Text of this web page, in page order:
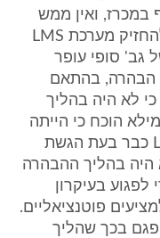
במכרז, ואין ממש
בטענה לפיה הזוכה במכרז נדרש להחזיק מערכת LMS
גב' סופי עופר
הבהרה, בהתאם
כי לא היה בהליך
הוכח כי הייתה
ברשותה של משיבה 2 מערכת LMS כבר בעת הגשת
היה בהליך ההבהרה
יתרון או כדי לפגוע בעיקרון
פוטנציאליים.
בכך שהליך